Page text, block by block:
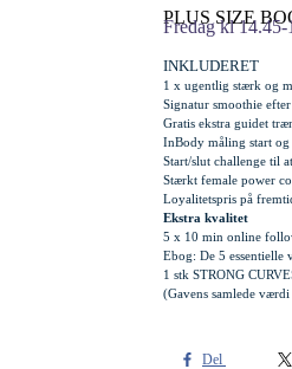
PLUS SIZE
Fredag kl
INKLUDERET
1 x ugentlig stærk og
Signatur smoothie
Gratis ekstra guidet
InBody måling start
Start/slut challenge til
Stærkt female power
Loyalitetspris på
Ekstra kvalitet
5 x 10 min online
Ebog: De 5 essentielle
1 stk STRONG
(Gavens samlede
Del